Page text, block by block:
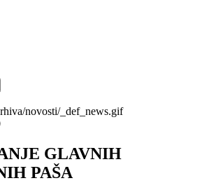
GLAVNIH
PAŠA